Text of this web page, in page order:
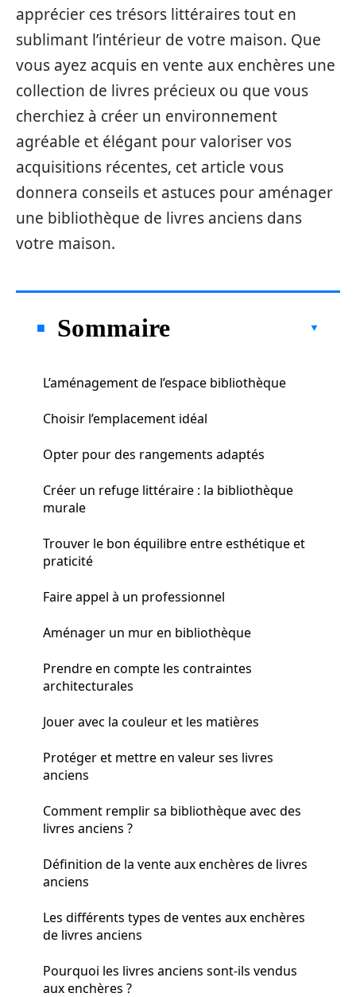
apprécier ces trésors littéraires tout en
sublimant l’intérieur de votre maison. Que
vous ayez acquis en vente aux enchères une
collection de livres précieux ou que vous
cherchiez à créer un environnement
agréable et élégant pour valoriser vos
acquisitions récentes, cet article vous
donnera conseils et astuces pour aménager
une bibliothèque de livres anciens dans
votre maison.
Sommaire
L’aménagement de l’espace bibliothèque
Choisir l’emplacement idéal
Opter pour des rangements adaptés
Créer un refuge littéraire : la bibliothèque
murale
Trouver le bon équilibre entre esthétique et
praticité
Faire appel à un professionnel
Aménager un mur en bibliothèque
Prendre en compte les contraintes
architecturales
Jouer avec la couleur et les matières
Protéger et mettre en valeur ses livres
anciens
Comment remplir sa bibliothèque avec des
livres anciens ?
Définition de la vente aux enchères de livres
anciens
Les différents types de ventes aux enchères
de livres anciens
Pourquoi les livres anciens sont-ils vendus
aux enchères ?